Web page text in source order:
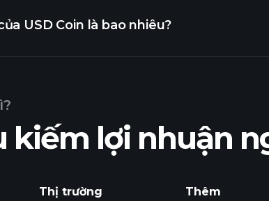
biểu đồ USD Coin
USD Coin là bao nhiêu?
kiếm lợi nhuận
Thị trường Thêm